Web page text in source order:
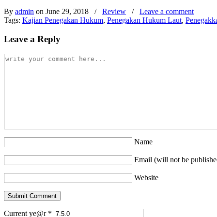
By admin on June 29, 2018 / Review / Leave a comment
Tags: Kajian Penegakan Hukum, Penegakan Hukum Laut,
Leave a Reply
Name
Email (will not be
Website
Current ye@r *